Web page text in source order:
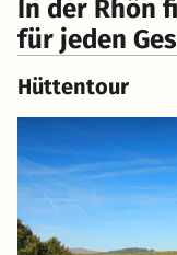
In der Rhön
für jeden
Hüttentour